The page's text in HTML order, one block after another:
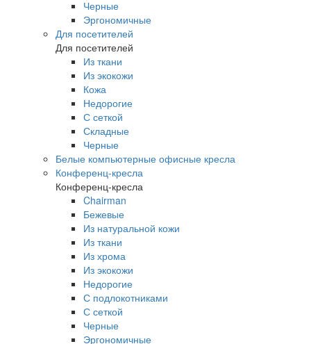
Черные
Эргономичные
Для посетителей
Для посетителей
Из ткани
Из экокожи
Кожа
Недорогие
С сеткой
Складные
Черные
Белые компьютерные офисные кресла
Конференц-кресла
Конференц-кресла
Chairman
Бежевые
Из натуральной кожи
Из ткани
Из хрома
Из экокожи
Недорогие
С подлокотниками
С сеткой
Черные
Эргономичные